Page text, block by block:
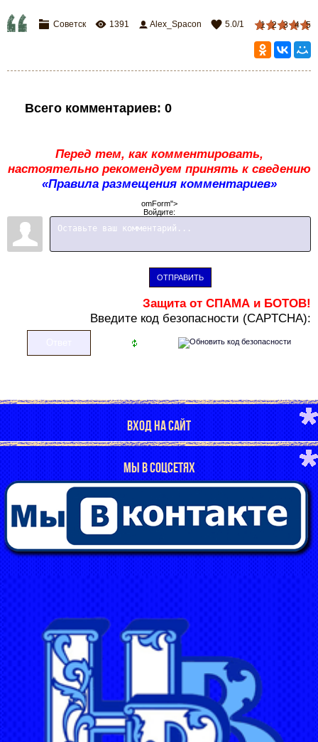
1 2 3 4 5
Советск 1391 Alex_Spacon 5.0/1
Всего комментариев: 0
Перед тем, как комментировать,
настоятельно рекомендуем принять к сведению
«Правила размещения комментариев»
omForm">
Войдите:
ОТПРАВИТЬ
Защита от СПАМА и БОТОВ!
Введите код безопасности (CAPTCHA):
ВХОД НА САЙТ
МЫ В СОЦСЕТЯХ